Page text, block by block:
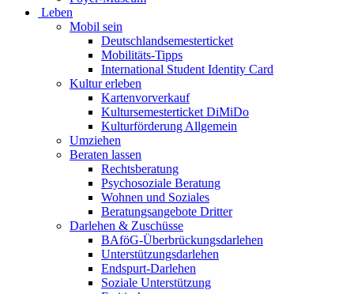
Leben
Mobil sein
Deutschlandsemesterticket
Mobilitäts-Tipps
International Student Identity Card
Kultur erleben
Kartenvorverkauf
Kultursemesterticket DiMiDo
Kulturförderung Allgemein
Umziehen
Beraten lassen
Rechtsberatung
Psychosoziale Beratung
Wohnen und Soziales
Beratungsangebote Dritter
Darlehen & Zuschüsse
BAföG-Überbrückungsdarlehen
Unterstützungsdarlehen
Endspurt-Darlehen
Soziale Unterstützung